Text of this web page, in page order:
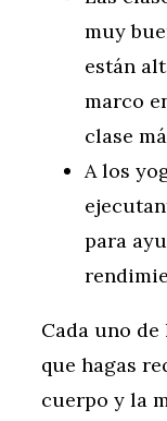
muy
están
marco
clase
A los
para
Cada uno
que hagas
cuerpo y la